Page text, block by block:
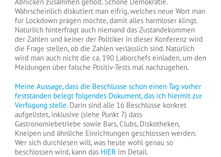
Wahrscheinlich diskutiert man eifrig, welches neue Wort man
für Lockdown prägen möchte, damit alles harmloser klingt.
Natürlich hinterfragt auch niemand das Zustandekommen
der Zahlen und keiner der Politiker in dieser Konferenz wird
die Frage stellen, ob die Zahlen verlässlich sind. Natürlich
wird man auch nicht die ca. 190 Laborchefs einladen, um den
Meldungen über falsche Positiv-Tests mal nachzugehen.
Meine Aussage, dass die Beschlüsse schon einen Tag vorher
feststanden belegt folgendes Dokument, das ich hiermit zur
Verfügung stelle.Darin sind alle 16 Beschlüsse konkret
aufgelistet, inklusive (siehe Punkt 7) dass
Gastronomiebetriebe sowie Bars, Clubs, Diskotheken,
Kneipen und ähnliche Einrichtungen geschlossen werden.
Wer sich durchlesen will, was heute wohl genau so
beschlossen wird, kann das HIER im Detail.